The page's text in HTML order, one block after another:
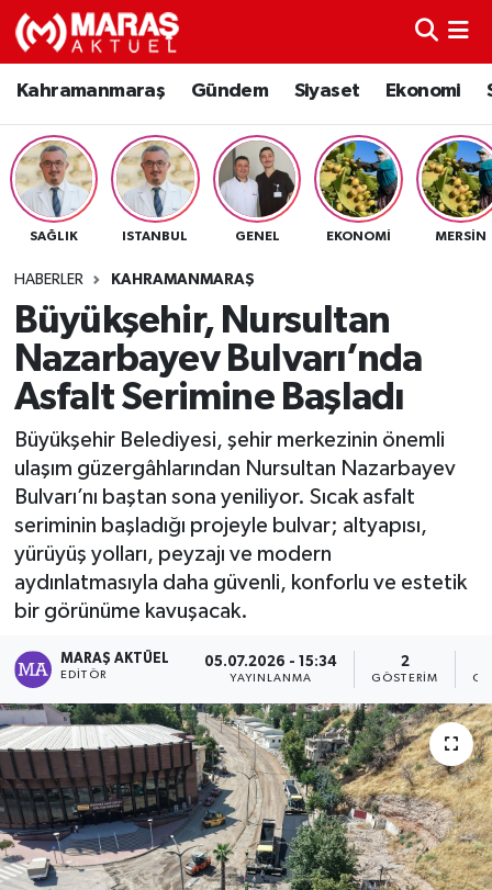
Kahramanmaraş Gündem Siyaset Ekonomi
SAĞLIK ISTANBUL GENEL EKONOMI MERSIN
HABERLER KAHRAMANMARAŞ
Büyükşehir, Nursultan
Nazarbayev Bulvarı’nda
Asfalt Serimine Başladı
Büyükşehir Belediyesi, şehir merkezinin önemli
ulaşım güzergâhlarından Nursultan Nazarbayev
Bulvarı’nı baştan sona yeniliyor. Sıcak asfalt
seriminin başladığı projeyle bulvar; altyapısı,
yürüyüş yolları, peyzajı ve modern
aydınlatmasıyla daha güvenli, konforlu ve estetik
bir görünüme kavuşacak.
MARAŞ AKTÜEL
EDITÖR
05.07.2026 - 15:34
YAYINLANMA
2
GÖSTERIM
Kahramanmaraş
Gündem
Siyaset
Spor
Sağlık
Eğitim
Dünya
Kültür Sanat
Nöbetçi Eczaneler
Hava Durumu
Namaz Vakitleri
TFF 3.Lig 4.Grup Puan Durumu ve Fikstür
Tüm Manşetler
Haber Arşivi